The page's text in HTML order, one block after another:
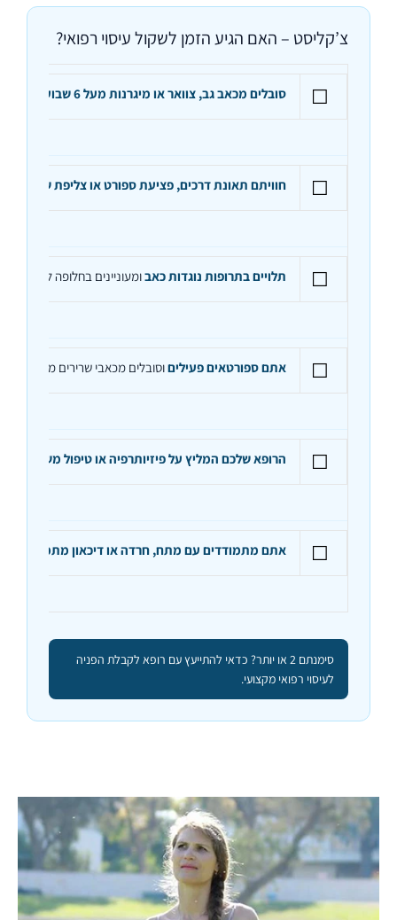
צ’קליסט – האם הגיע הזמן לשקול עיסוי רפואי?
☐ סובלים מכאב גב, צוואר או מיגרנות מעל 6 שבועות
☐ חוויתם תאונת דרכים, פציעת ספורט או צליפת שוט
☐ תלויים בתרופות נוגדות כאבומעוניינים בחלופה לא-
☐ אתם ספורטאים פעיליםוסובלים מכאבי שרירים מאוחרים (DOMS) או עייפות שאינה חולפת
☐ הרופא שלכם המליץ על פיזיותרפיה או טיפול משלים
☐ אתם מתמודדים עם מתח, חרדה או דיכאון מתמשכים
סימנתם 2 או יותר? כדאי להתייעץ עם רופא לקבלת הפניה
לעיסוי רפואי מקצועי.